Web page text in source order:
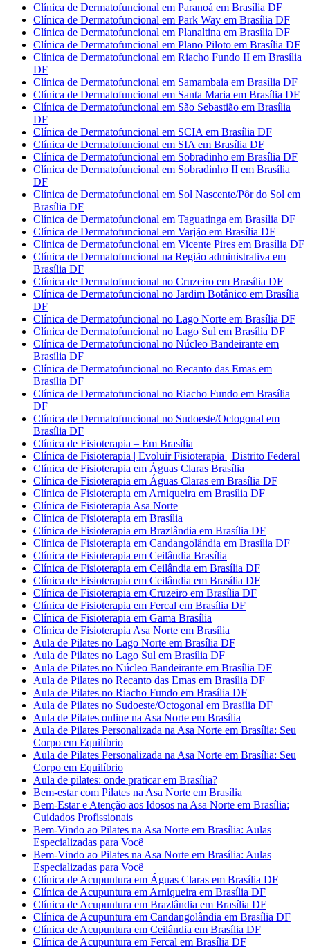
Clínica de Dermatofuncional em Paranoá em Brasília DF
Clínica de Dermatofuncional em Park Way em Brasília DF
Clínica de Dermatofuncional em Planaltina em Brasília DF
Clínica de Dermatofuncional em Plano Piloto em Brasília DF
Clínica de Dermatofuncional em Riacho Fundo II em Brasília
DF
Clínica de Dermatofuncional em Samambaia em Brasília DF
Clínica de Dermatofuncional em Santa Maria em Brasília DF
Clínica de Dermatofuncional em São Sebastião em Brasília
DF
Clínica de Dermatofuncional em SCIA em Brasília DF
Clínica de Dermatofuncional em SIA em Brasília DF
Clínica de Dermatofuncional em Sobradinho em Brasília DF
Clínica de Dermatofuncional em Sobradinho II em Brasília
DF
Clínica de Dermatofuncional em Sol Nascente/Pôr do Sol em
Brasília DF
Clínica de Dermatofuncional em Taguatinga em Brasília DF
Clínica de Dermatofuncional em Varjão em Brasília DF
Clínica de Dermatofuncional em Vicente Pires em Brasília DF
Clínica de Dermatofuncional na Região administrativa em
Brasília DF
Clínica de Dermatofuncional no Cruzeiro em Brasília DF
Clínica de Dermatofuncional no Jardim Botânico em Brasília
DF
Clínica de Dermatofuncional no Lago Norte em Brasília DF
Clínica de Dermatofuncional no Lago Sul em Brasília DF
Clínica de Dermatofuncional no Núcleo Bandeirante em
Brasília DF
Clínica de Dermatofuncional no Recanto das Emas em
Brasília DF
Clínica de Dermatofuncional no Riacho Fundo em Brasília
DF
Clínica de Dermatofuncional no Sudoeste/Octogonal em
Brasília DF
Clínica de Fisioterapia – Em Brasília
Clínica de Fisioterapia | Evoluir Fisioterapia | Distrito Federal
Clínica de Fisioterapia em Águas Claras Brasília
Clínica de Fisioterapia em Águas Claras em Brasília DF
Clínica de Fisioterapia em Arniqueira em Brasília DF
Clínica de Fisioterapia Asa Norte
Clínica de Fisioterapia em Brasília
Clínica de Fisioterapia em Brazlândia em Brasília DF
Clínica de Fisioterapia em Candangolândia em Brasília DF
Clínica de Fisioterapia em Ceilândia Brasília
Clínica de Fisioterapia em Ceilândia em Brasília DF
Clínica de Fisioterapia em Ceilândia em Brasília DF
Clínica de Fisioterapia em Cruzeiro em Brasília DF
Clínica de Fisioterapia em Fercal em Brasília DF
Clínica de Fisioterapia em Gama Brasília
Clínica de Fisioterapia Asa Norte em Brasília
Aula de Pilates no Lago Norte em Brasília DF
Aula de Pilates no Lago Sul em Brasília DF
Aula de Pilates no Núcleo Bandeirante em Brasília DF
Aula de Pilates no Recanto das Emas em Brasília DF
Aula de Pilates no Riacho Fundo em Brasília DF
Aula de Pilates no Sudoeste/Octogonal em Brasília DF
Aula de Pilates online na Asa Norte em Brasília
Aula de Pilates Personalizada na Asa Norte em Brasília: Seu
Corpo em Equilíbrio
Aula de Pilates Personalizada na Asa Norte em Brasília: Seu
Corpo em Equilíbrio
Aula de pilates: onde praticar em Brasília?
Bem-estar com Pilates na Asa Norte em Brasília
Bem-Estar e Atenção aos Idosos na Asa Norte em Brasília:
Cuidados Profissionais
Bem-Vindo ao Pilates na Asa Norte em Brasília: Aulas
Especializadas para Você
Bem-Vindo ao Pilates na Asa Norte em Brasília: Aulas
Especializadas para Você
Clínica de Acupuntura em Águas Claras em Brasília DF
Clínica de Acupuntura em Arniqueira em Brasília DF
Clínica de Acupuntura em Brazlândia em Brasília DF
Clínica de Acupuntura em Candangolândia em Brasília DF
Clínica de Acupuntura em Ceilândia em Brasília DF
Clínica de Acupuntura em Fercal em Brasília DF